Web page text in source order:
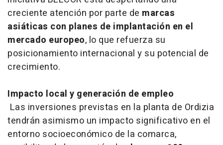
creciente atención por parte de marcas
asiáticas con planes de implantación en el
mercado europeo, lo que refuerza su
posicionamiento internacional y su potencial de
crecimiento.
Impacto local y generación de empleo
Las inversiones previstas en la planta de Ordizia
tendrán asimismo un impacto significativo en el
entorno socioeconómico de la comarca,